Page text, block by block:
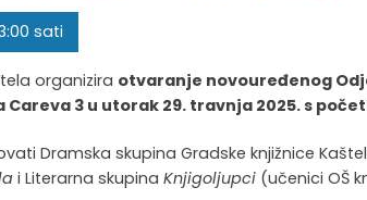
sati
organizira otvaranje novouređenog
Careva 3 u utorak 29. travnja 2025. s
Dramska skupina Gradske knjižnice
i Literarna skupinaKnjigoljupci (učenici OŠ